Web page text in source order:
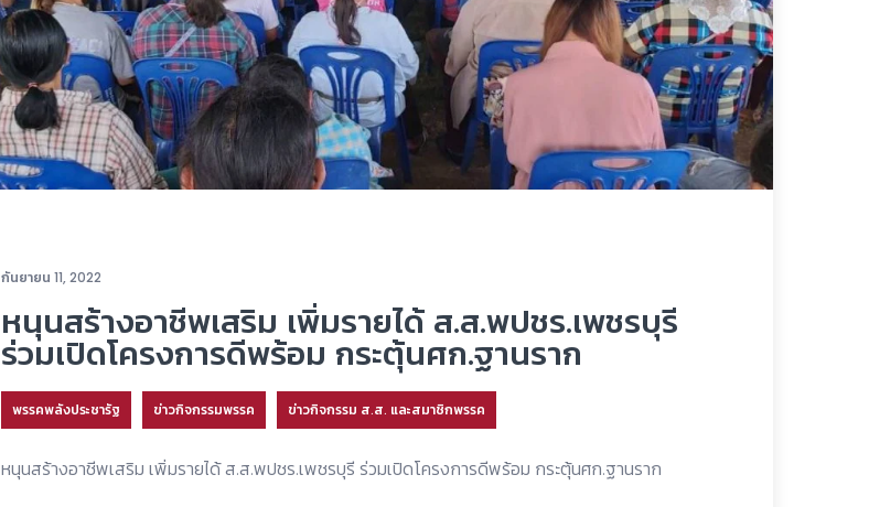
กันยายน 11, 2022
หนุนสร้างอาชีพเสริม เพิ่มรายได้ ส.ส.พปชร.เพชรบุรี
ร่วมเปิดโครงการดีพร้อม กระตุ้นศก.ฐานราก
พรรคพลังประชารัฐ ข่าวกิจกรรมพรรค ข่าวกิจกรรม ส.ส. และสมาชิกพรรค
หนุนสร้างอาชีพเสริม เพิ่มรายได้ ส.ส.พปชร.เพชรบุรี ร่วมเปิดโครงการดีพร้อม กระตุ้นศก.ฐานราก